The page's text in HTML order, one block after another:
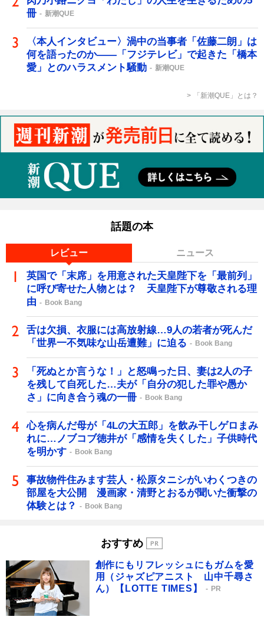
冊
新潮QUE
〈本人インタビュー〉渦中の当事者「佐藤二朗」は
何を語ったのか――「フジテレビ」で起きた「橋本
愛」とのハラスメント騒動
新潮QUE
「新潮QUE」とは？
話題の本
レビュー ニュース
英国で「末席」を用意された天皇陛下を「最前列」
に呼び寄せた人物とは？ 天皇陛下が尊敬される理
由
Book Bang
舌は欠損、衣服には高放射線…9人の若者が死んだ
「世界一不気味な山岳遭難」に迫る
Book Bang
「死ぬとか言うな！」と怒鳴った日、妻は2人の子
を残して自死した…夫が「自分の犯した罪や愚か
さ」に向き合う魂の一冊
Book Bang
心を病んだ母が「4Lの大五郎」を飲み干しゲロまみ
れに…ノブコブ徳井が「感情を失くした」子供時代
を明かす
Book Bang
事故物件住みます芸人・松原タニシがいわくつきの
部屋を大公開 漫画家・清野とおるが聞いた衝撃の
体験とは？
Book Bang
おすすめ
創作にもリフレッシュにもガムを愛
用（ジャズピアニスト 山中千尋さ
ん）【LOTTE TIMES】
PR